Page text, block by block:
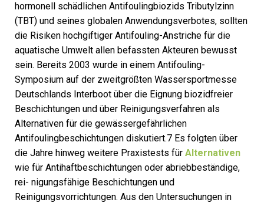
hormonell schädlichen Antifoulingbiozids Tributylzinn
(TBT) und seines globalen Anwendungsverbotes, sollten
die Risiken hochgiftiger Antifouling-Anstriche für die
aquatische Umwelt allen befassten Akteuren bewusst
sein. Bereits 2003 wurde in einem Antifouling-
Symposium auf der zweitgrößten Wassersportmesse
Deutschlands Interboot über die Eignung biozidfreier
Beschichtungen und über Reinigungsverfahren als
Alternativen für die gewässergefährlichen
Antifoulingbeschichtungen diskutiert.7 Es folgten über
die Jahre hinweg weitere Praxistests für Alternativen
wie für Antihaftbeschichtungen oder abriebbeständige,
rei- nigungsfähige Beschichtungen und
Reinigungsvorrichtungen. Aus den Untersuchungen in